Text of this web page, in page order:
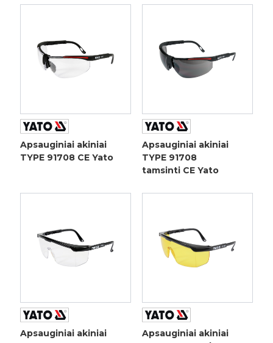
Apsauginiai akiniai
TYPE 91708 CE Yato
Apsauginiai akiniai
TYPE 91708
tamsinti CE Yato
Apsauginiai akiniai
Apsauginiai akiniai